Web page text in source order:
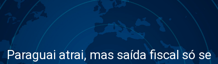
Paraguai atrai, mas saída fiscal só se